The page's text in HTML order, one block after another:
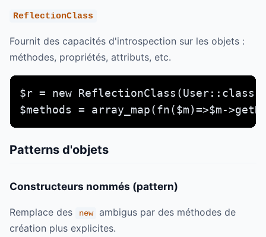
ReflectionClass
Fournit des capacités d'introspection sur les objets :
méthodes, propriétés, attributs, etc.
$r = new
$methods = array_map(fn($m)=>$m-
Patterns d'objets
Constructeurs nommés (pattern)
Remplace des new
ambigus par des méthodes de
création plus explicites.